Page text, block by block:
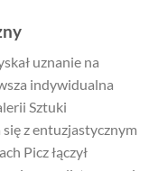
uznanie na
indywidualna
Sztuki
z entuzjastycznym
Picz łączył